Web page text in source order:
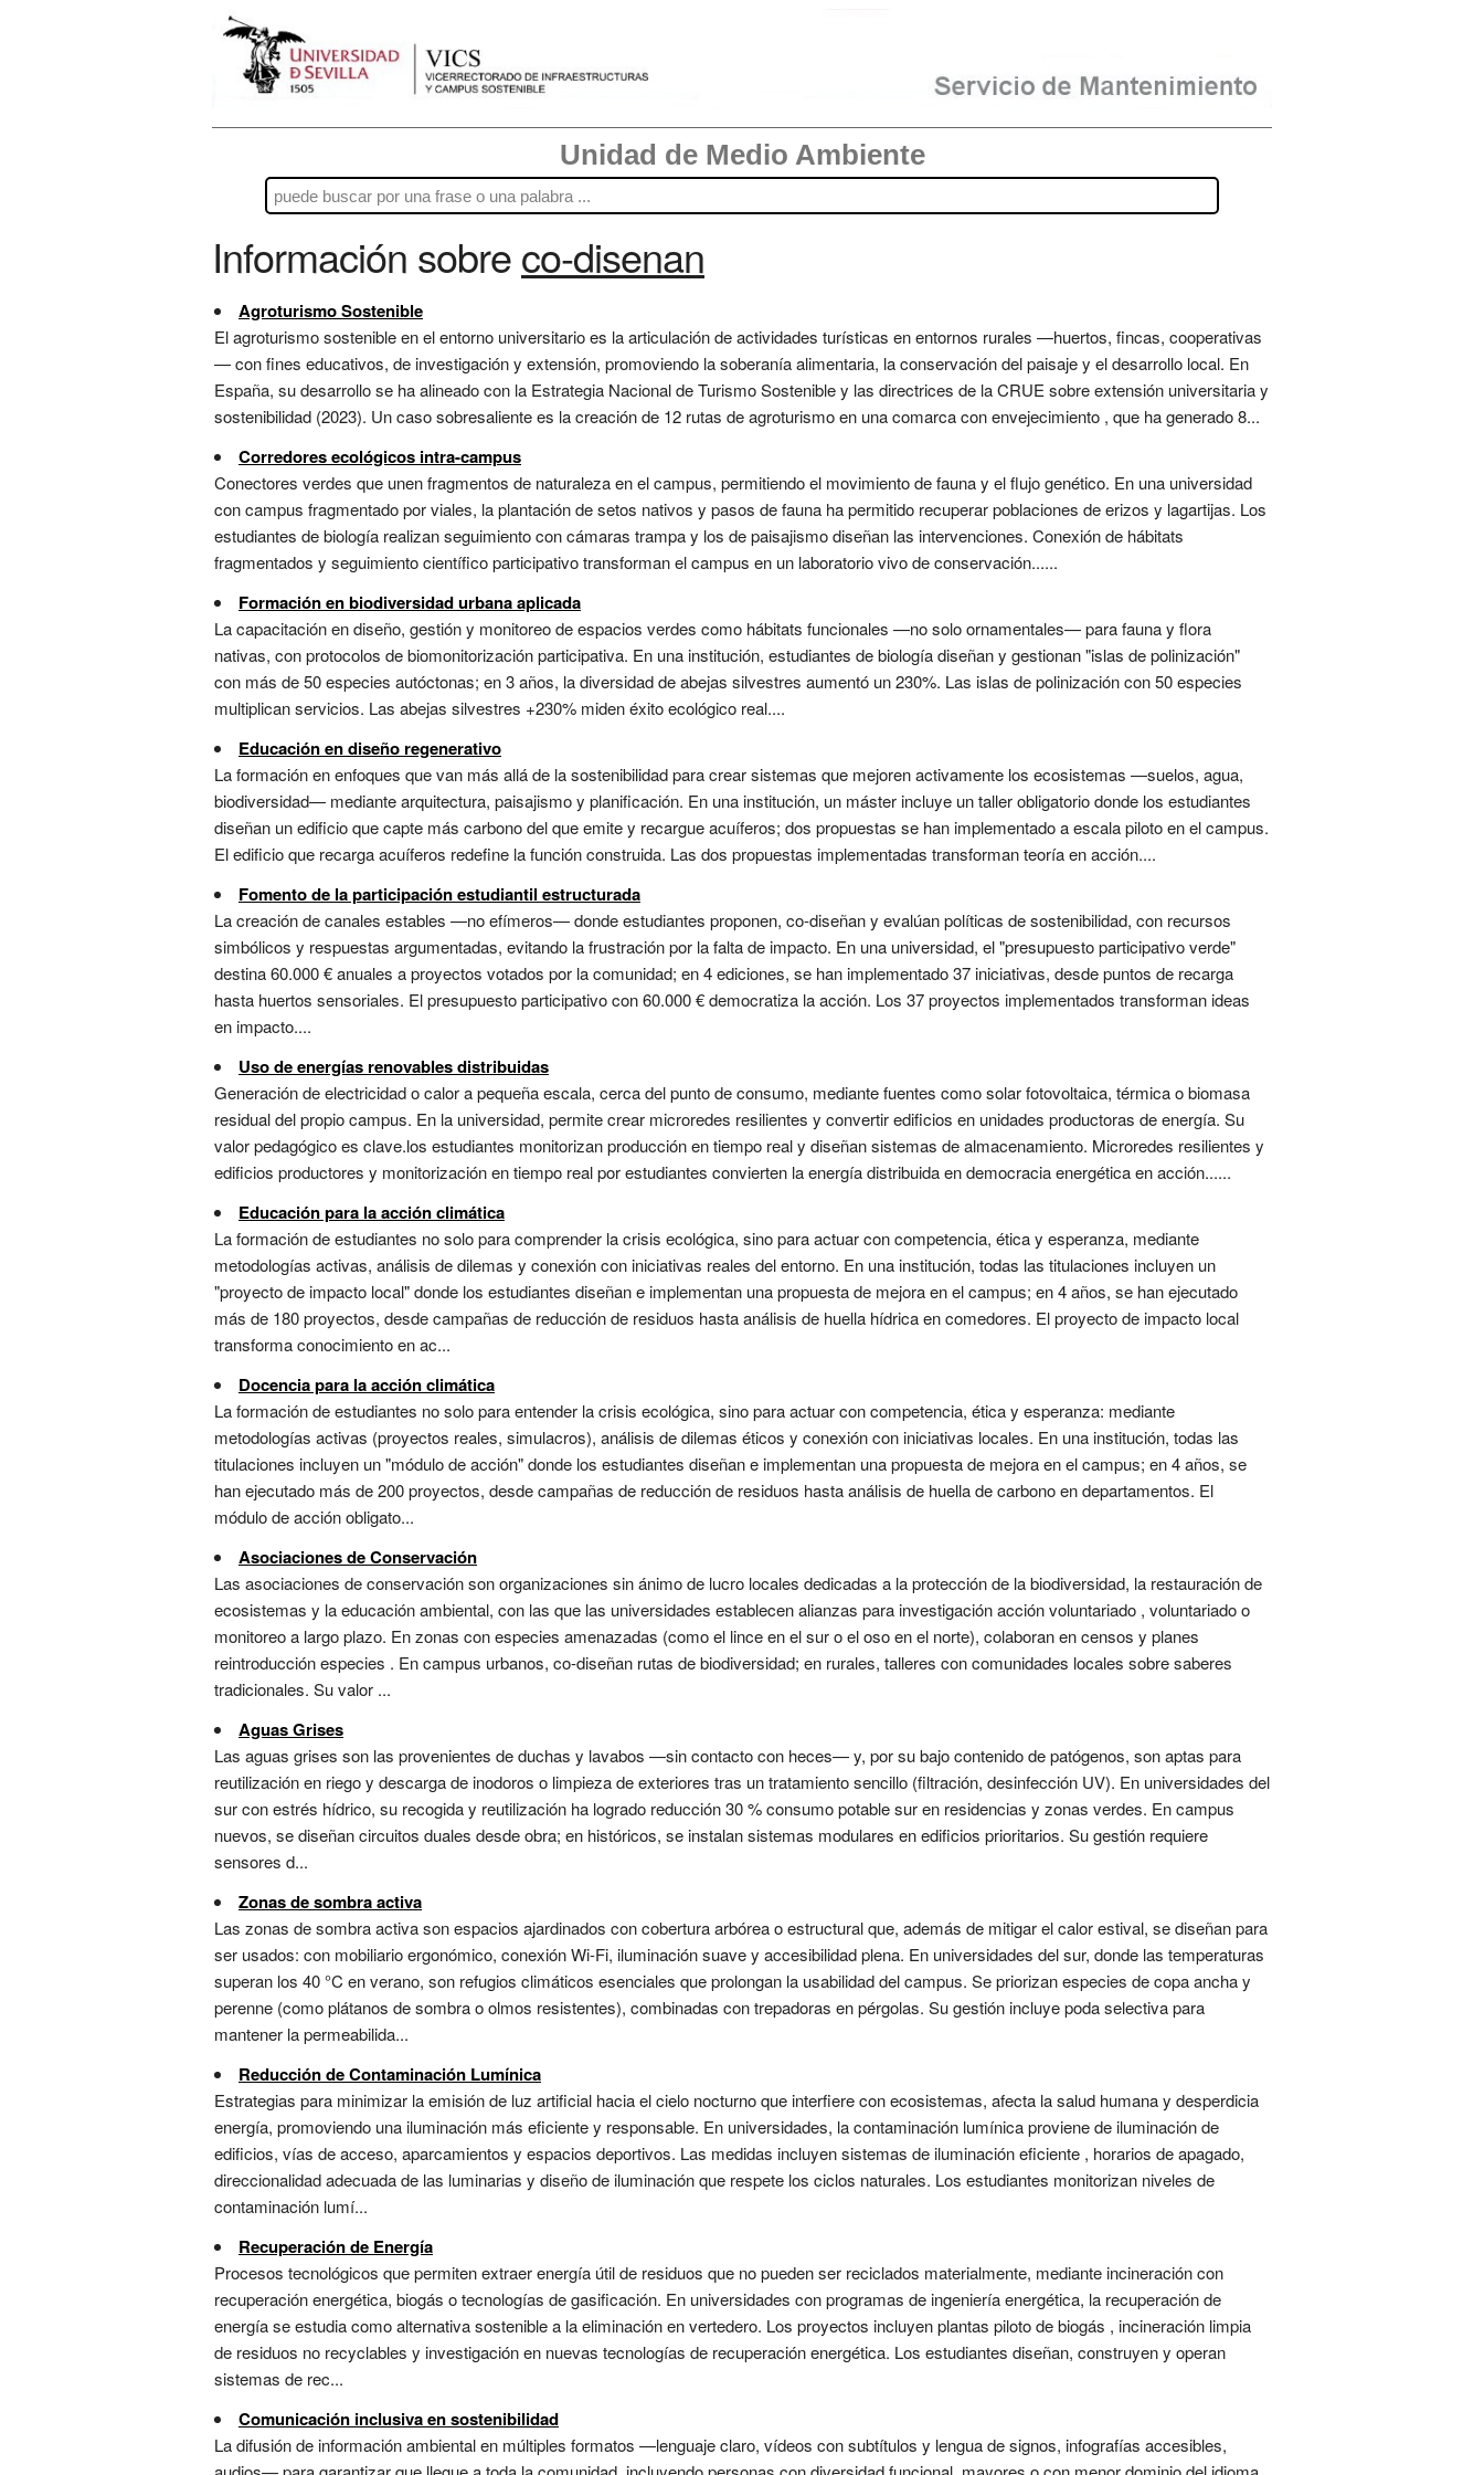
Unidad de Medio Ambiente
Información sobreco-disenan
Agroturismo Sostenible
El agroturismo sostenible en el entorno universitario es la articulación de actividades turísticas en entornos rurales —huertos, fincas, cooperativas
— con fines educativos, de investigación y extensión, promoviendo la soberanía alimentaria, la conservación del paisaje y el desarrollo local. En
España, su desarrollo se ha alineado con la Estrategia Nacional de Turismo Sostenible y las directrices de la CRUE sobre extensión universitaria y
sostenibilidad (2023). Un caso sobresaliente es la creación de 12 rutas de agroturismo en una comarca con envejecimiento , que ha generado 8...
Corredores ecológicos intra-campus
Conectores verdes que unen fragmentos de naturaleza en el campus, permitiendo el movimiento de fauna y el flujo genético. En una universidad
con campus fragmentado por viales, la plantación de setos nativos y pasos de fauna ha permitido recuperar poblaciones de erizos y lagartijas. Los
estudiantes de biología realizan seguimiento con cámaras trampa y los de paisajismo diseñan las intervenciones. Conexión de hábitats
fragmentados y seguimiento científico participativo transforman el campus en un laboratorio vivo de conservación......
Formación en biodiversidad urbana aplicada
La capacitación en diseño, gestión y monitoreo de espacios verdes como hábitats funcionales —no solo ornamentales— para fauna y flora
nativas, con protocolos de biomonitorización participativa. En una institución, estudiantes de biología diseñan y gestionan "islas de polinización"
con más de 50 especies autóctonas; en 3 años, la diversidad de abejas silvestres aumentó un 230%. Las islas de polinización con 50 especies
multiplican servicios. Las abejas silvestres +230% miden éxito ecológico real....
Educación en diseño regenerativo
La formación en enfoques que van más allá de la sostenibilidad para crear sistemas que mejoren activamente los ecosistemas —suelos, agua,
biodiversidad— mediante arquitectura, paisajismo y planificación. En una institución, un máster incluye un taller obligatorio donde los estudiantes
diseñan un edificio que capte más carbono del que emite y recargue acuíferos; dos propuestas se han implementado a escala piloto en el campus.
El edificio que recarga acuíferos redefine la función construida. Las dos propuestas implementadas transforman teoría en acción....
Fomento de la participación estudiantil estructurada
La creación de canales estables —no efímeros— donde estudiantes proponen, co-diseñan y evalúan políticas de sostenibilidad, con recursos
simbólicos y respuestas argumentadas, evitando la frustración por la falta de impacto. En una universidad, el "presupuesto participativo verde"
destina 60.000 € anuales a proyectos votados por la comunidad; en 4 ediciones, se han implementado 37 iniciativas, desde puntos de recarga
hasta huertos sensoriales. El presupuesto participativo con 60.000 € democratiza la acción. Los 37 proyectos implementados transforman ideas
en impacto....
Uso de energías renovables distribuidas
Generación de electricidad o calor a pequeña escala, cerca del punto de consumo, mediante fuentes como solar fotovoltaica, térmica o biomasa
residual del propio campus. En la universidad, permite crear microredes resilientes y convertir edificios en unidades productoras de energía. Su
valor pedagógico es clave.los estudiantes monitorizan producción en tiempo real y diseñan sistemas de almacenamiento. Microredes resilientes y
edificios productores y monitorización en tiempo real por estudiantes convierten la energía distribuida en democracia energética en acción......
Educación para la acción climática
La formación de estudiantes no solo para comprender la crisis ecológica, sino para actuar con competencia, ética y esperanza, mediante
metodologías activas, análisis de dilemas y conexión con iniciativas reales del entorno. En una institución, todas las titulaciones incluyen un
"proyecto de impacto local" donde los estudiantes diseñan e implementan una propuesta de mejora en el campus; en 4 años, se han ejecutado
más de 180 proyectos, desde campañas de reducción de residuos hasta análisis de huella hídrica en comedores. El proyecto de impacto local
transforma conocimiento en ac...
Docencia para la acción climática
La formación de estudiantes no solo para entender la crisis ecológica, sino para actuar con competencia, ética y esperanza: mediante
metodologías activas (proyectos reales, simulacros), análisis de dilemas éticos y conexión con iniciativas locales. En una institución, todas las
titulaciones incluyen un "módulo de acción" donde los estudiantes diseñan e implementan una propuesta de mejora en el campus; en 4 años, se
han ejecutado más de 200 proyectos, desde campañas de reducción de residuos hasta análisis de huella de carbono en departamentos. El
módulo de acción obligato...
Asociaciones de Conservación
Las asociaciones de conservación son organizaciones sin ánimo de lucro locales dedicadas a la protección de la biodiversidad, la restauración de
ecosistemas y la educación ambiental, con las que las universidades establecen alianzas para investigación acción voluntariado , voluntariado o
monitoreo a largo plazo. En zonas con especies amenazadas (como el lince en el sur o el oso en el norte), colaboran en censos y planes
reintroducción especies . En campus urbanos, co-diseñan rutas de biodiversidad; en rurales, talleres con comunidades locales sobre saberes
tradicionales. Su valor ...
Aguas Grises
Las aguas grises son las provenientes de duchas y lavabos —sin contacto con heces— y, por su bajo contenido de patógenos, son aptas para
reutilización en riego y descarga de inodoros o limpieza de exteriores tras un tratamiento sencillo (filtración, desinfección UV). En universidades del
sur con estrés hídrico, su recogida y reutilización ha logrado reducción 30 % consumo potable sur en residencias y zonas verdes. En campus
nuevos, se diseñan circuitos duales desde obra; en históricos, se instalan sistemas modulares en edificios prioritarios. Su gestión requiere
sensores d...
Zonas de sombra activa
Las zonas de sombra activa son espacios ajardinados con cobertura arbórea o estructural que, además de mitigar el calor estival, se diseñan para
ser usados: con mobiliario ergonómico, conexión Wi-Fi, iluminación suave y accesibilidad plena. En universidades del sur, donde las temperaturas
superan los 40 °C en verano, son refugios climáticos esenciales que prolongan la usabilidad del campus. Se priorizan especies de copa ancha y
perenne (como plátanos de sombra o olmos resistentes), combinadas con trepadoras en pérgolas. Su gestión incluye poda selectiva para
mantener la permeabilida...
Reducción de Contaminación Lumínica
Estrategias para minimizar la emisión de luz artificial hacia el cielo nocturno que interfiere con ecosistemas, afecta la salud humana y desperdicia
energía, promoviendo una iluminación más eficiente y responsable. En universidades, la contaminación lumínica proviene de iluminación de
edificios, vías de acceso, aparcamientos y espacios deportivos. Las medidas incluyen sistemas de iluminación eficiente , horarios de apagado,
direccionalidad adecuada de las luminarias y diseño de iluminación que respete los ciclos naturales. Los estudiantes monitorizan niveles de
contaminación lumí...
Recuperación de Energía
Procesos tecnológicos que permiten extraer energía útil de residuos que no pueden ser reciclados materialmente, mediante incineración con
recuperación energética, biogás o tecnologías de gasificación. En universidades con programas de ingeniería energética, la recuperación de
energía se estudia como alternativa sostenible a la eliminación en vertedero. Los proyectos incluyen plantas piloto de biogás , incineración limpia
de residuos no recyclables y investigación en nuevas tecnologías de recuperación energética. Los estudiantes diseñan, construyen y operan
sistemas de rec...
Comunicación inclusiva en sostenibilidad
La difusión de información ambiental en múltiples formatos —lenguaje claro, vídeos con subtítulos y lengua de signos, infografías accesibles,